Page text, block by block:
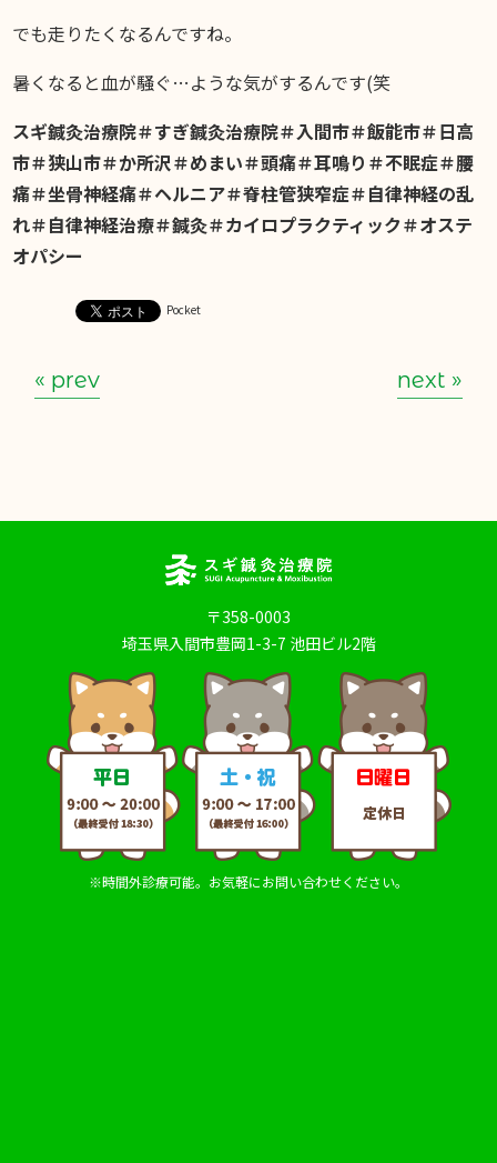
でも走りたくなるんですね。
暑くなると血が騒ぐ…ような気がするんです(笑
スギ鍼灸治療院＃すぎ鍼灸治療院＃入間市＃飯能市＃日高
市＃狭山市＃か所沢＃めまい＃頭痛＃耳鳴り＃不眠症＃腰
痛＃坐骨神経痛＃ヘルニア＃脊柱管狭窄症＃自律神経の乱
れ＃自律神経治療＃鍼灸＃カイロプラクティック＃オステ
オパシー
Pocket
« prev next »
〒358-0003
埼玉県入間市豊岡1-3-7 池田ビル2階
※時間外診療可能。お気軽にお問い合わせください。